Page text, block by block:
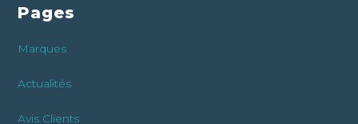
Pages
Marques
Actualités
Avis Clients